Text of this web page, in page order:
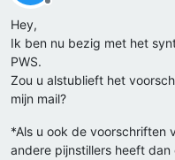
Offline
Hey,
Ik ben nu bezig met het
PWS.
Zou u alstublieft het
mijn mail?
*Als u ook de voorschriften
andere pijnstillers heeft